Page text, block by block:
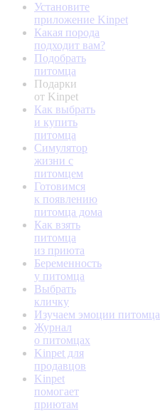
Установите
приложение Kinpet
Какая порода
подходит вам?
Подобрать
питомца
Подарки
от Kinpet
Как выбрать
и купить
питомца
Симулятор
жизни с
питомцем
Готовимся
к появлению
питомца дома
Как взять
питомца
из приюта
Беременность
у питомца
Выбрать
кличку
Изучаем эмоции питомца
Журнал
о питомцах
Kinpet для
продавцов
Kinpet
помогает
приютам